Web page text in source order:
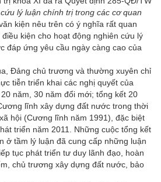
lý luận chính trị trong các cơ quan
kiện nêu trên có ý nghĩa rất quan
kiện cho hoạt động nghiên cứu lý
đáp ứng yêu cầu ngày càng cao của
Đảng chủ trương và thường xuyên chỉ
tiễn triển khai các nghị quyết của
năm, 30 năm đổi mới; tổng kết 20
lĩnh xây dựng đất nước trong thời
hội (Cương lĩnh năm 1991), đặc biệt
triển năm 2011. Những cuộc tổng kết
ở tầm lý luận đã cung cấp những luận
tục phát triển tư duy lãnh đạo, hoàn
chủ trương xây dựng đất nước, bảo